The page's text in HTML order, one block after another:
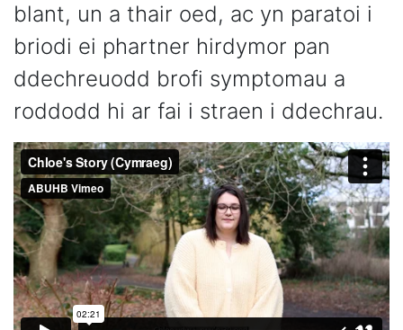
blant, un a thair oed, ac yn paratoi i
briodi ei phartner hirdymor pan
ddechreuodd brofi symptomau a
roddodd hi ar fai i straen i ddechrau.